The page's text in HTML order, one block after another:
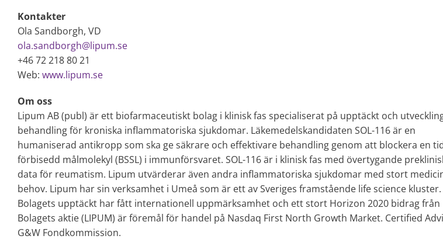
Kontakter
Ola Sandborgh, VD
ola.sandborgh@lipum.se
+46 72 218 80 21
Web: www.lipum.se
Om oss
Lipum AB (publ) är ett biofarmaceutiskt bolag i klinisk fas specialiserat på upptäckt och
behandling för kroniska inflammatoriska sjukdomar. Läkemedelskandidaten SOL-116 är en
humaniserad antikropp som ska ge säkrare och effektivare behandling genom att blockera en
förbisedd målmolekyl (BSSL) i immunförsvaret. SOL-116 är i klinisk fas med övertygande
data för reumatism. Lipum utvärderar även andra inflammatoriska sjukdomar med stort
behov. Lipum har sin verksamhet i Umeå som är ett av Sveriges framstående life science kluster.
Bolagets upptäckt har fått internationell uppmärksamhet och ett stort Horizon 2020 bidrag från
Bolagets aktie (LIPUM) är föremål för handel på Nasdaq First North Growth Market. Certified
G&W Fondkommission.